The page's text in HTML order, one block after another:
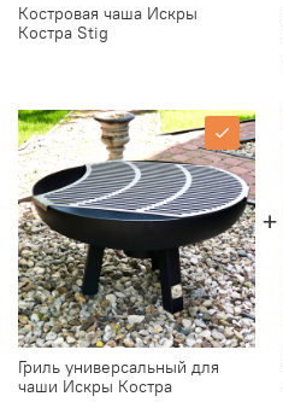
Костровая чаша Искры
Костра Stig
Гриль универсальный для
чаши Искры Костра